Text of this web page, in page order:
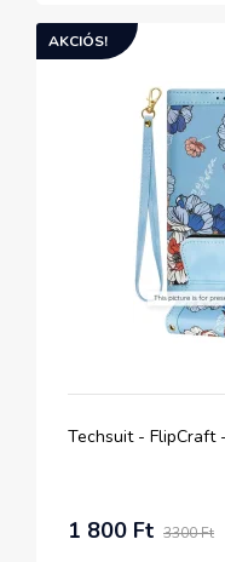
AKCIÓS!
Techsuit - FlipCraft
1 800 Ft 3300 Ft